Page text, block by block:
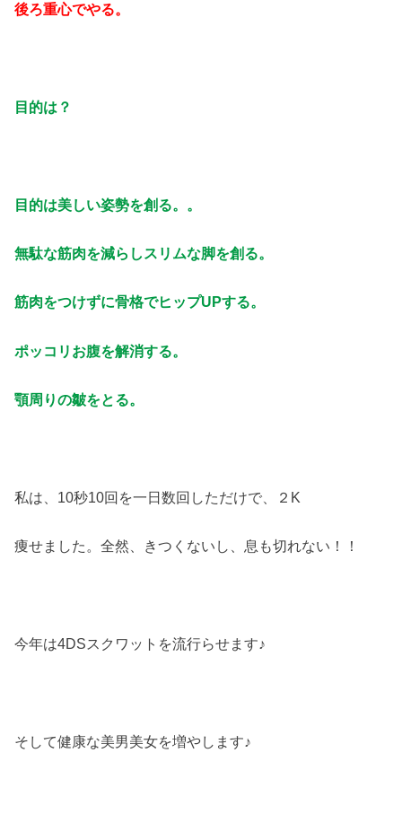
後ろ重心でやる。
目的は？
目的は美しい姿勢を創る。。
無駄な筋肉を減らしスリムな脚を創る。
筋肉をつけずに骨格でヒップUPする。
ポッコリお腹を解消する。
顎周りの皺をとる。
私は、10秒10回を一日数回しただけで、２K
痩せました。全然、きつくないし、息も切れない！！
今年は4DSスクワットを流行らせます♪
そして健康な美男美女を増やします♪